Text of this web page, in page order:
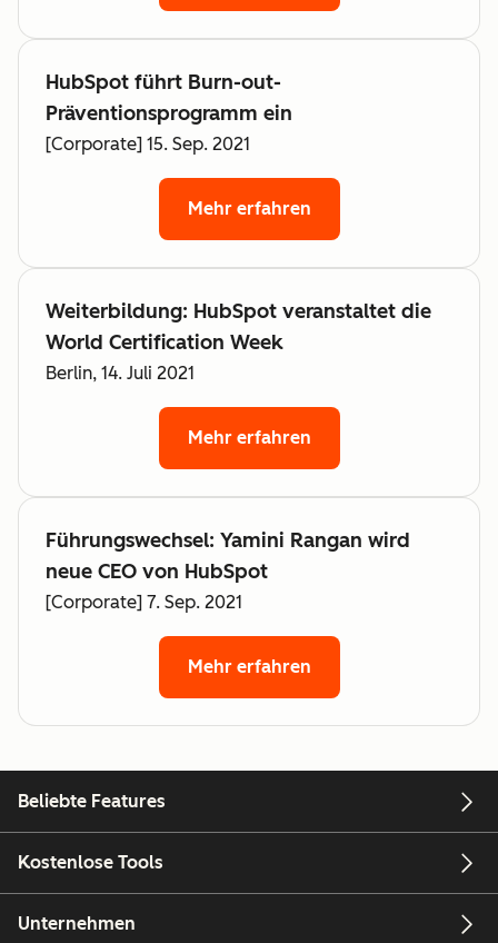
HubSpot führt Burn-out-
Präventionsprogramm ein
[Corporate] 15. Sep. 2021
Mehr erfahren
Weiterbildung: HubSpot veranstaltet die
World Certification Week
Berlin, 14. Juli 2021
Mehr erfahren
Führungswechsel: Yamini Rangan wird
neue CEO von HubSpot
[Corporate] 7. Sep. 2021
Mehr erfahren
Beliebte Features
Kostenlose Tools
Unternehmen